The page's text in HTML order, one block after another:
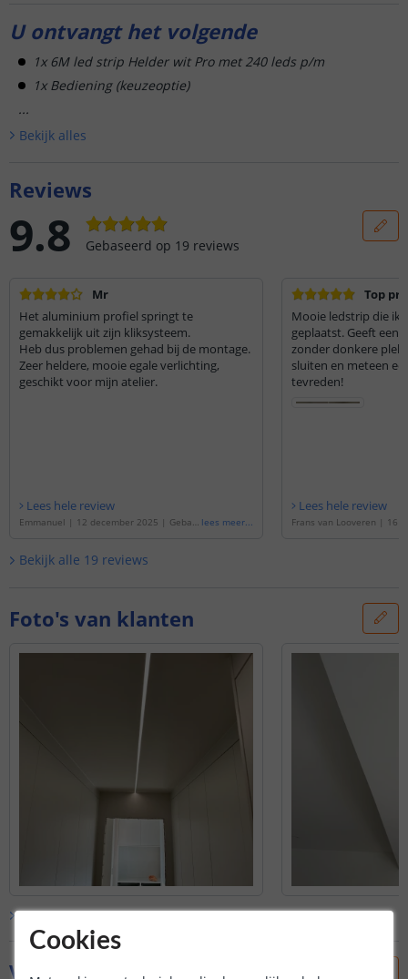
U ontvangt het volgende
1x 6M led strip Helder wit Pro met 240 leds p/m
1x Bediening (keuzeoptie)
...
Bekijk alles
Reviews
9.8 Gebaseerd op 19 reviews
Mr
Het aluminium profiel springt te
gemakkelijk uit zijn kliksysteem.
Heb dus problemen gehad bij de montage.
Zeer heldere, mooie egale verlichting,
geschikt voor mijn atelier.
Lees hele review
Emmanuel | 12 december 2025 | Gebas
lees meer...
Top
Mooie ledstrip die ik
geplaatst. Geeft een
zonder donkere
sluiten en meteen
tevreden!
Lees hele review
Frans van Looveren | 16
Bekijk alle 19 reviews
Foto's van klanten
Vraag & antwoord
Cookies